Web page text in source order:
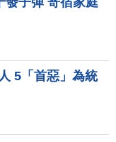
5「首惡」為統